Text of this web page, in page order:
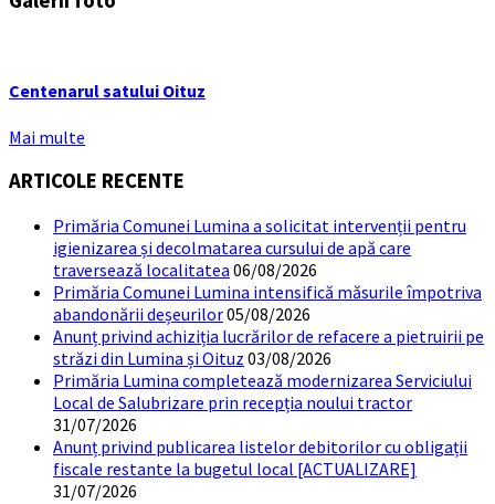
Centenarul satului Oituz
Mai multe
ARTICOLE RECENTE
Primăria Comunei Lumina a solicitat intervenții pentru
igienizarea și decolmatarea cursului de apă care
traversează localitatea 06/08/2026
Primăria Comunei Lumina intensifică măsurile împotriva
abandonării deșeurilor05/08/2026
Anunț privind achiziția lucrărilor de refacere a pietruirii pe
străzi din Lumina și Oituz 03/08/2026
Primăria Lumina completează modernizarea Serviciului
Local de Salubrizare prin recepția noului tractor
31/07/2026
Anunț privind publicarea listelor debitorilor cu obligații
fiscale restante la bugetul local [ACTUALIZARE]
31/07/2026